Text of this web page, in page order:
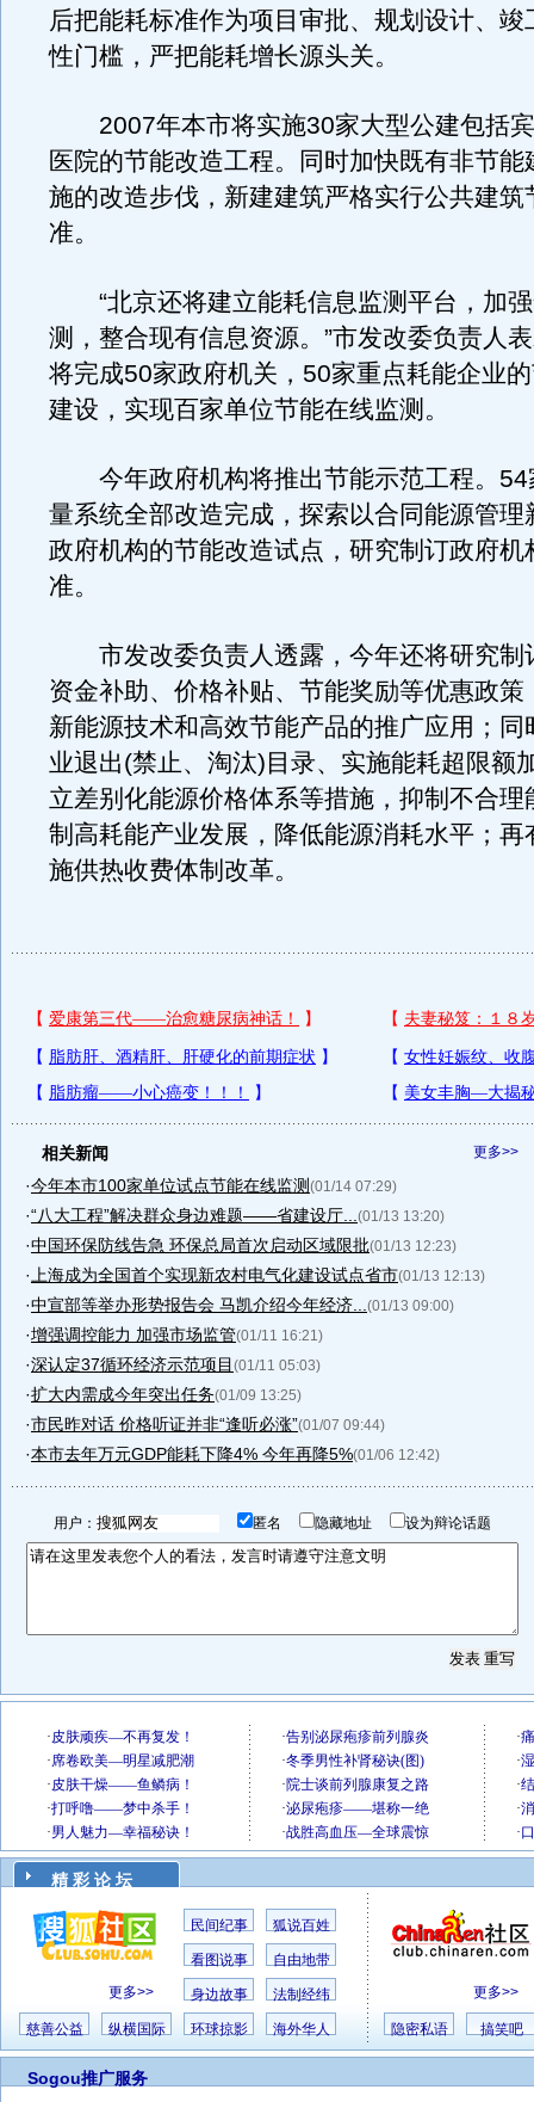
后把能耗标准作为项目审批、规划设计、竣
性门槛，严把能耗增长源头关。
2007年本市将实施30家大型公建包括
医院的节能改造工程。同时加快既有非节能
施的改造步伐，新建建筑严格实行公共建筑
准。
“北京还将建立能耗信息监测平台，加强
测，整合现有信息资源。”市发改委负责人
将完成50家政府机关，50家重点耗能企业
建设，实现百家单位节能在线监测。
今年政府机构将推出节能示范工程。54
量系统全部改造完成，探索以合同能源管理
政府机构的节能改造试点，研究制订政府机
准。
市发改委负责人透露，今年还将研究制
资金补助、价格补贴、节能奖励等优惠政策
新能源技术和高效节能产品的推广应用；同
业退出(禁止、淘汰)目录、实施能耗超限额
立差别化能源价格体系等措施，抑制不合理
制高耗能产业发展，降低能源消耗水平；再
施供热收费体制改革。
更多>>
相关新闻
·今年本市100家单位试点节能在线监测 (01/14 07:29)
·“八大工程”解决群众身边难题——省建设厅... (01/13 13:20)
·中国环保防线告急 环保总局首次启动区域限批(01/13 12:23)
· 上海成为全国首个实现新农村电气化建设试点省市(01/13 12:13)
·中宣部等举办形势报告会 马凯介绍今年经济... (01/13 09:00)
·增强调控能力 加强市场监管(01/11 16:21)
·深认定37循环经济示范项目 (01/11 05:03)
·扩大内需成今年突出任务(01/09 13:25)
·市民昨对话 价格听证并非“逢听必涨”(01/07 09:44)
·本市去年万元GDP能耗下降4% 今年再降5%(01/06 12:42)
用户： 匿名 隐藏地址 设为辩论话题
精 彩 论 坛
更多>>
民间纪事 狐说百姓
看图说事 自由地带
身边故事 法制经纬
慈善公益 纵横国际 环球掠影 海外华人
更多>>
隐密私语 搞笑吧
Sogou推广服务